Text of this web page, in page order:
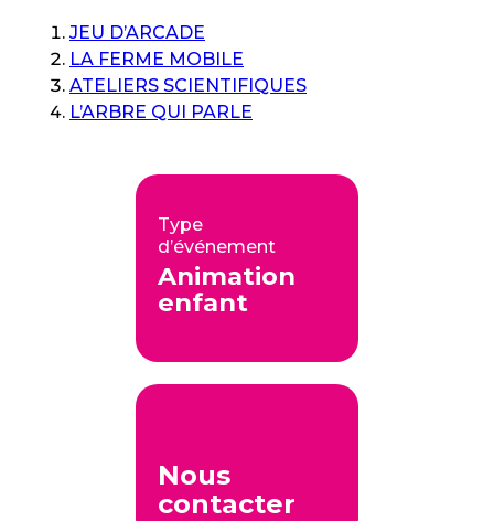
JEU D’ARCADE
LA FERME MOBILE
ATELIERS SCIENTIFIQUES
L’ARBRE QUI PARLE
Type
d’événement
Animation
enfant
Nous
contacter